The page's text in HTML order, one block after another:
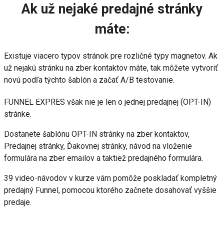
Ak už nejaké predajné stránky
máte:
Existuje viacero typov stránok pre rozličné typy magnetov. Ak
už nejakú stránku na zber kontaktov máte, tak môžete vytvoriť
novú podľa týchto šablón a začať A/B testovanie.
FUNNEL EXPRES však nie je len o jednej predajnej (OPT-IN)
stránke.
Dostanete šablónu OPT-IN stránky na zber kontaktov,
Predajnej stránky, Ďakovnej stránky, návod na vloženie
formulára na zber emailov a taktiež predajného formulára.
39 video-návodov v kurze vám pomôže poskladať kompletný
predajný Funnel, pomocou ktorého začnete dosahovať vyššie
predaje.